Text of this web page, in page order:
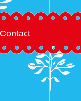
Contact